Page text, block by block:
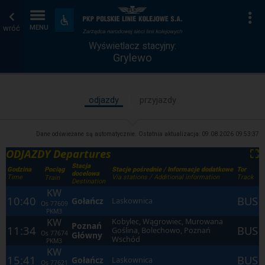
wróć MENU
Dostępność
i
udogodnienia
Wyświetlacz
stacyjny
Strona
główna
Wyświetlacz stacyjny:
Grylewo
odjazdy przyjazdy
Dane odświeżane są automatycznie. Ostatnia aktualizacja: 09.08.2026 09:53:37
ODJAZDY Departures ⛶
Godzina
Time
Pociąg
Train
Stacja
docelowa
Destination
Stacje pośrednie / Informacje dodatkowe
Via stations / Additional information
Tor
Track
10:40
KW
Os 77609
PKM3
Gołańcz Laskownica
BUS
11:34
KW
Os 77674
PKM3
Poznań
Główny
Kobylec, Wągrowiec, Murowana
Goślina, Bolechowo, Poznań
Wschód
BUS
15:41
KW
Os 77621
Gołańcz Laskownica
BUS